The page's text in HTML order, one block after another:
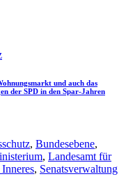
und auch das
der SPD in den Spar-Jahren
, Bundesebene,
, Landesamt für
, Senatsverwaltung